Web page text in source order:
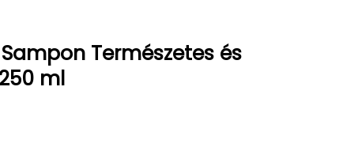
Természetes és
ml